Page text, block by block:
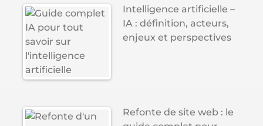
Intelligence artificielle –
IA : définition, acteurs,
enjeux et perspectives
Refonte de site web : le